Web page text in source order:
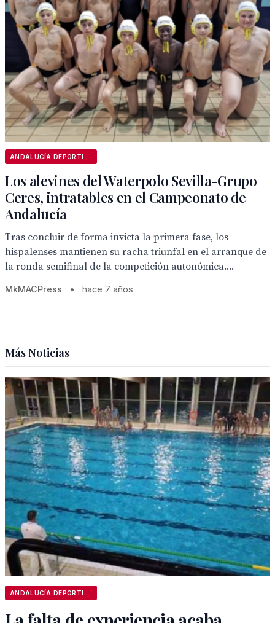
Los alevines del Waterpolo Sevilla-Grupo
Ceres, intratables en el Campeonato de
Andalucía
Tras concluir de forma invicta la primera fase, los
hispalenses mantienen su racha triunfal en el arranque de
la ronda semifinal de la competición autonómica....
MkMACPress • hace 7 años
Más Noticias